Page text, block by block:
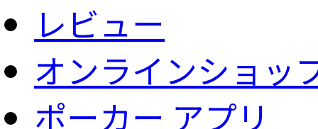
レビュー
オンラインショッ
ポーカー アプリ